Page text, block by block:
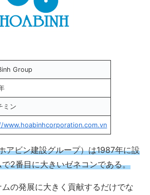
Group
ミン
www.hoabinhcorporation.com.vn
アビン建設グループ）は1987年に設
2番目に大きいゼネコンである。
の発展に大きく貢献するだけでな